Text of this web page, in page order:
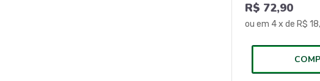
R$ 72,90
ou em 4x de R$